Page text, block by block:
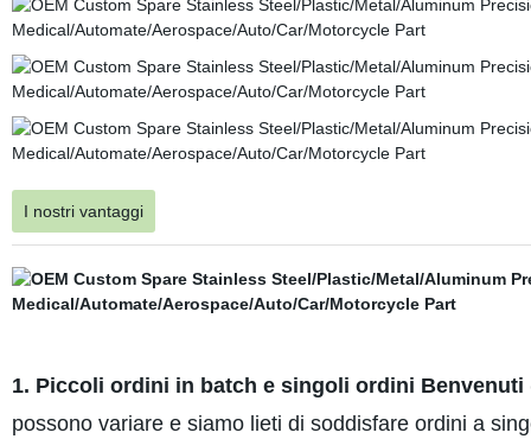
I nostri vantaggi
1. Piccoli ordini in batch e singoli ordini Benvenuti
possono variare e siamo lieti di soddisfare ordini a